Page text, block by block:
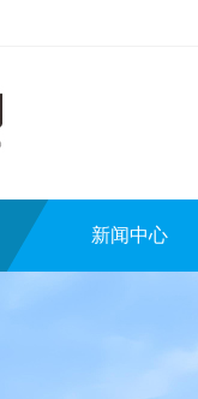
新闻中心